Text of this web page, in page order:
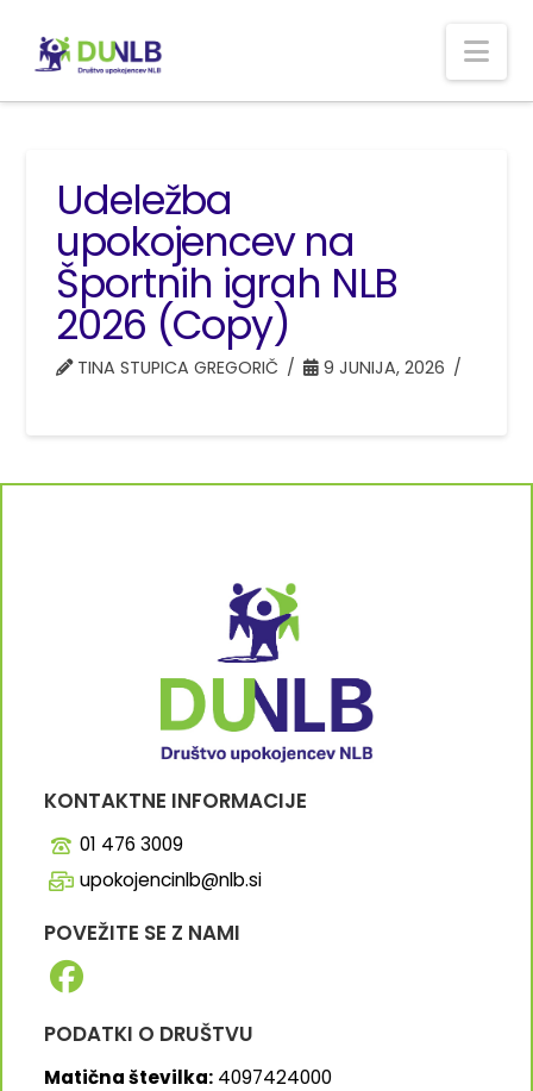
Udeležba
upokojencev na
Športnih igrah NLB
2026 (Copy)
TINA STUPICA GREGORIČ 9 JUNIJA, 2026
KONTAKTNE INFORMACIJE
01 476 3009
upokojencinlb@nlb.si
POVEŽITE SE Z NAMI
PODATKI O DRUŠTVU
Matična številka:4097424000